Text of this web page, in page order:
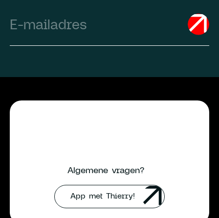
(Required)
Algemene vragen?
App met Thierry!